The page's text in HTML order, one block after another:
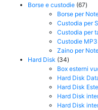
Borse e custodie 6767
Borse per
Custodia per
Custodia per
Custodie MP3
Zaino per
Hard Disk 3434
prodotti
Box esterni
Hard Disk
Hard Disk
Hard Disk
Hard Disk